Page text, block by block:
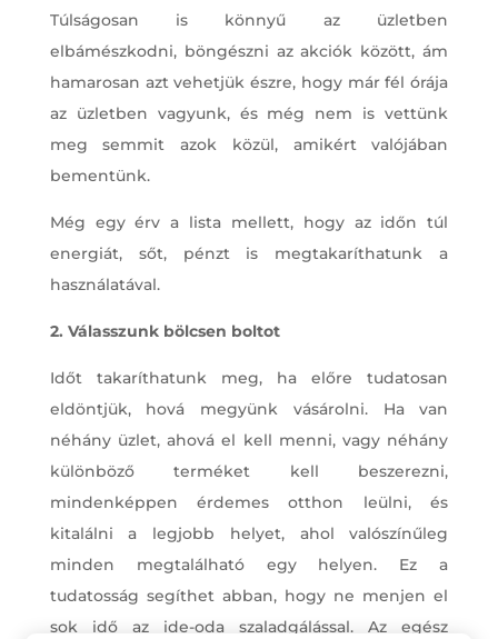
Túlságosan is könnyű az üzletben
elbámészkodni, böngészni az akciók között, ám
hamarosan azt vehetjük észre, hogy már fél órája
az üzletben vagyunk, és még nem is vettünk
meg semmit azok közül, amikért valójában
bementünk.
Még egy érv a lista mellett, hogy az időn túl
energiát, sőt, pénzt is megtakaríthatunk a
használatával.
2. Válasszunk bölcsen boltot
Időt takaríthatunk meg, ha előre tudatosan
eldöntjük, hová megyünk vásárolni. Ha van
néhány üzlet, ahová el kell menni, vagy néhány
különböző terméket kell beszerezni,
mindenképpen érdemes otthon leülni, és
kitalálni a legjobb helyet, ahol valószínűleg
minden megtalálható egy helyen. Ez a
tudatosság segíthet abban, hogy ne menjen el
sok idő az ide-oda szaladgálással. Az egész